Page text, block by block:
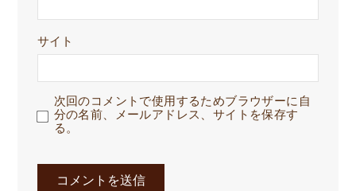
サイト
次回のコメントで使用するためブラウザーに自
分の名前、メールアドレス、サイトを保存す
る。